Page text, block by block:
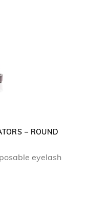
– ROUND
eyelash